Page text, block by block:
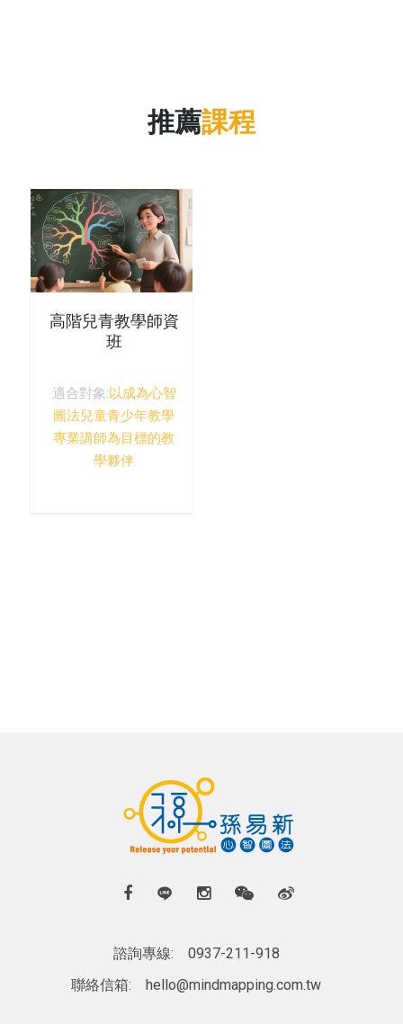
推薦課程
高階兒青教學師資
班
適合對象:以成為心智
圖法兒童青少年教學
專業講師為目標的教
學夥伴
諮詢專線:
0937-211-918
聯絡信箱:
hello@mindmapping.com.tw